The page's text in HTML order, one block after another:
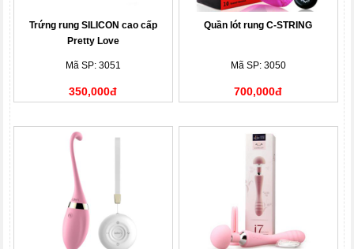
Trứng rung SILICON cao cấp
Pretty Love
Mã SP: 3051
350,000đ
Quần lót rung C-STRING
Mã SP: 3050
700,000đ